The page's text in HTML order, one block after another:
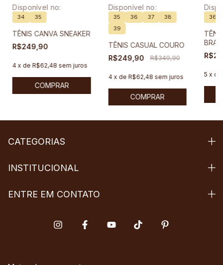
Disponível no:
34 35
TÊNIS CANVA SNEAKER
R$249,90
4 x de R$62,48 sem juros
COMPRAR
Disponível no:
35 36 37
38
39
TÊNIS CASUAL COURO
R$249,90
R$349,90
4 x de R$62,48 sem juros
COMPRAR
36
5 x de
CATEGORIAS
INSTITUCIONAL
ENTRE EM CONTATO